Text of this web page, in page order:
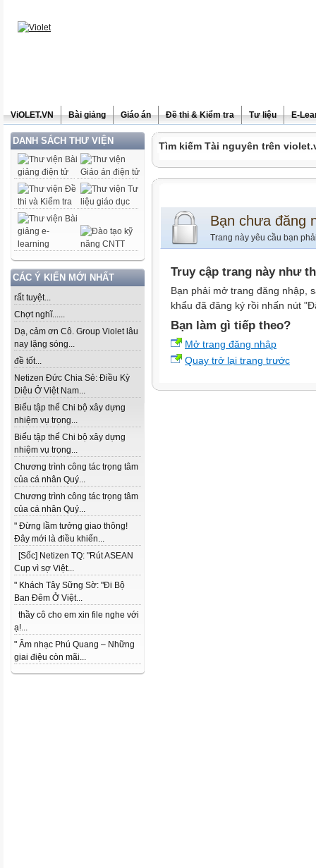
ViOLET.VN Bài giảng Giáo án Đề thi & Kiểm tra Tư liệu E-
DANH SÁCH THƯ VIỆN
CÁC Ý KIẾN MỚI NHẤT
rất tuyệt...
Chợt nghĩ......
Dạ, cảm ơn Cô. Group Violet lâu
nay lặng sóng...
đề tốt...
Netizen Đức Chia Sẻ: Điều Kỳ
Diệu Ở Việt Nam...
Biểu tập thể Chi bộ xây dựng
nhiệm vụ trọng...
Biểu tập thể Chi bộ xây dựng
nhiệm vụ trọng...
Chương trình công tác trọng tâm
của cá nhân Quý...
Chương trình công tác trọng tâm
của cá nhân Quý...
" Đừng lầm tưởng giao thông!
Đây mới là điều khiến...
[Sốc] Netizen TQ: "Rút ASEAN
Cup vì sợ Việt...
" Khách Tây Sững Sờ: "Đi Bộ
Ban Đêm Ở Việt...
thầy cô cho em xin file nghe với
ạ!...
" Âm nhạc Phú Quang – Những
giai điệu còn mãi...
Tìm kiếm Tài nguyên trên
Bạn chưa đăng
Trang này yêu cầu bạn
Truy cập trang này như
Bạn phải mở trang đăng nhập,
khẩu đã đăng ký rồi nhấn nút
Bạn làm gì tiếp theo?
Mở trang đăng nhập
Quay trở lại trang trước